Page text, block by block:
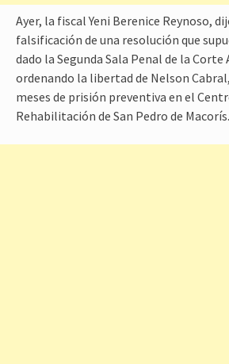
Ayer, la fiscal Yeni Berenice Reynoso,
falsificación de una resolución que
dado la Segunda Sala Penal de la Corte
ordenando la libertad de Nelson
meses de prisión preventiva en el
Rehabilitación de San Pedro de Macorís.